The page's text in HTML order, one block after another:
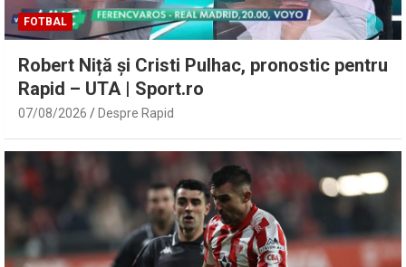
FOTBAL
Robert Niță și Cristi Pulhac, pronostic pentru
Rapid – UTA | Sport.ro
07/08/2026 Despre Rapid